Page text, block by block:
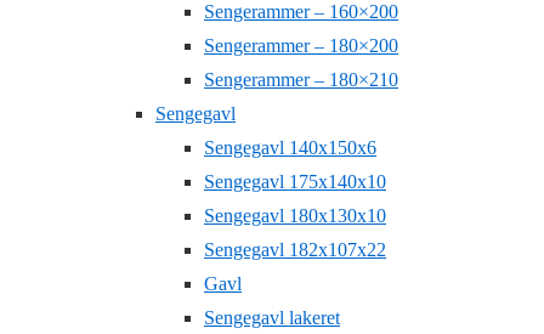
Sengerammer – 160×200
Sengerammer – 180×200
Sengerammer – 180×210
Sengegavl
Sengegavl 140x150x6
Sengegavl 175x140x10
Sengegavl 180x130x10
Sengegavl 182x107x22
Gavl
Sengegavl lakeret